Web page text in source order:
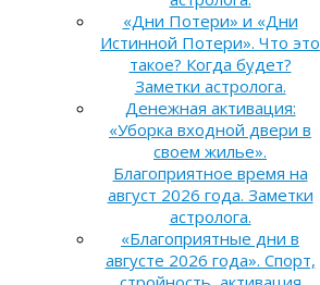
«Дни Потери» и «Дни
Истинной Потери». Что это
такое? Когда будет?
Заметки астролога.
Денежная активация:
«Уборка входной двери в
своем жилье».
Благоприятное время на
август 2026 года. Заметки
астролога.
«Благоприятные дни в
августе 2026 года». Спорт,